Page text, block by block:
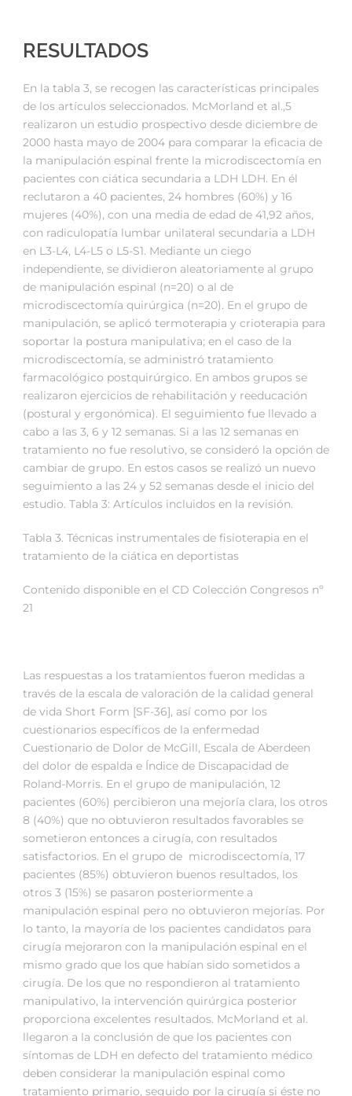
RESULTADOS
En la tabla 3, se recogen las características principales
de los artículos seleccionados. McMorland et al.,5
realizaron un estudio prospectivo desde diciembre de
2000 hasta mayo de 2004 para comparar la eficacia de
la manipulación espinal frente la microdiscectomía en
pacientes con ciática secundaria a LDH LDH. En él
reclutaron a 40 pacientes, 24 hombres (60%) y 16
mujeres (40%), con una media de edad de 41,92 años,
con radiculopatía lumbar unilateral secundaria a LDH
en L3-L4, L4-L5 o L5-S1. Mediante un ciego
independiente, se dividieron aleatoriamente al grupo
de manipulación espinal (n=20) o al de
microdiscectomía quirúrgica (n=20). En el grupo de
manipulación, se aplicó termoterapia y crioterapia para
soportar la postura manipulativa; en el caso de la
microdiscectomía, se administró tratamiento
farmacológico postquirúrgico. En ambos grupos se
realizaron ejercicios de rehabilitación y reeducación
(postural y ergonómica). El seguimiento fue llevado a
cabo a las 3, 6 y 12 semanas. Si a las 12 semanas en
tratamiento no fue resolutivo, se consideró la opción de
cambiar de grupo. En estos casos se realizó un nuevo
seguimiento a las 24 y 52 semanas desde el inicio del
estudio. Tabla 3: Artículos incluidos en la revisión.
Tabla 3. Técnicas instrumentales de fisioterapia en el
tratamiento de la ciática en deportistas
Contenido disponible en el CD Colección Congresos nº
21
Las respuestas a los tratamientos fueron medidas a
través de la escala de valoración de la calidad general
de vida Short Form [SF-36], así como por los
cuestionarios específicos de la enfermedad
Cuestionario de Dolor de McGill, Escala de Aberdeen
del dolor de espalda e Índice de Discapacidad de
Roland-Morris. En el grupo de manipulación, 12
pacientes (60%) percibieron una mejoría clara, los otros
8 (40%) que no obtuvieron resultados favorables se
sometieron entonces a cirugía, con resultados
satisfactorios. En el grupo de microdiscectomía, 17
pacientes (85%) obtuvieron buenos resultados, los
otros 3 (15%) se pasaron posteriormente a
manipulación espinal pero no obtuvieron mejorías. Por
lo tanto, la mayoría de los pacientes candidatos para
cirugía mejoraron con la manipulación espinal en el
mismo grado que los que habían sido sometidos a
cirugía. De los que no respondieron al tratamiento
manipulativo, la intervención quirúrgica posterior
proporciona excelentes resultados. McMorland et al.
llegaron a la conclusión de que los pacientes con
síntomas de LDH en defecto del tratamiento médico
deben considerar la manipulación espinal como
tratamiento primario, seguido por la cirugía si éste no